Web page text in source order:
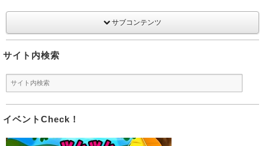
サブコンテンツ
サイト内検索
イベントCheck！